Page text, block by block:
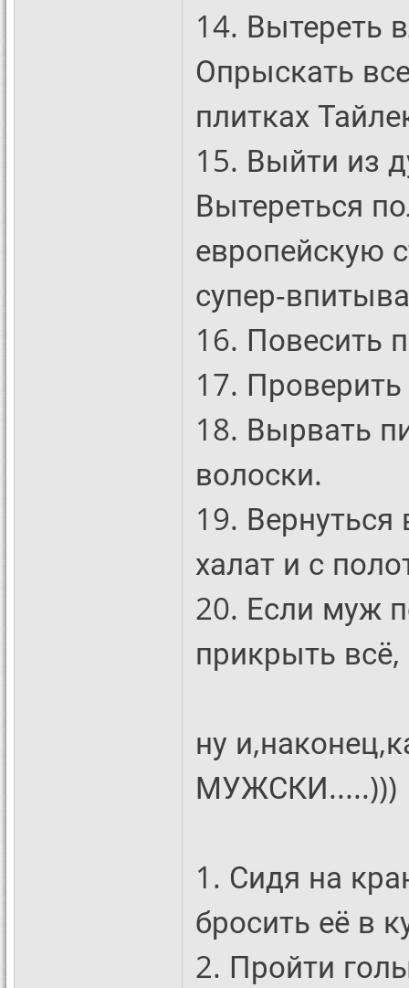
14. Вытереть
Опрыскать
плитках
15. Выйти из
Вытереться
европейскую
супер-
16. Повесить
17.
18. Вырвать
волоски.
19.
халат и с
20. Если муж
прикрыть всё,
ну
МУЖСКИ.....)))
1. Сидя на
бросить её в
2. Пройти